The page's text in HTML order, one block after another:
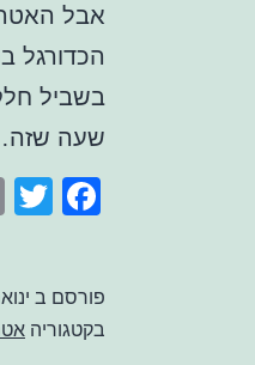
אבל
הכדורגל
בשביל
שעה
פורסם ב ינואר 27,
בקטגוריה